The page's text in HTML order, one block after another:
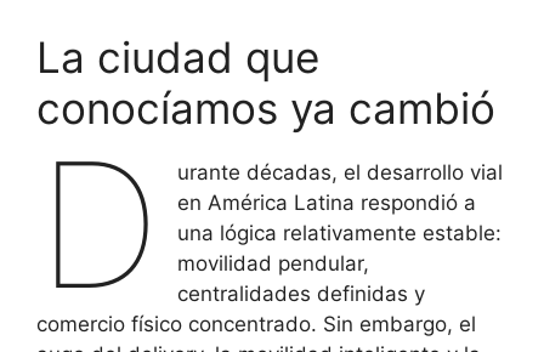
La ciudad que
conocíamos ya cambió
D
urante décadas, el desarrollo vial
en América Latina respondió a
una lógica relativamente estable:
movilidad pendular,
centralidades definidas y
comercio físico concentrado. Sin embargo, el